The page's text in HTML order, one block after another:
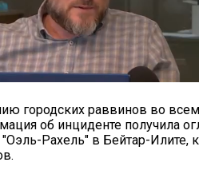
городских раввинов во
об инциденте получила
Рахель" в Бейтар-Илите,